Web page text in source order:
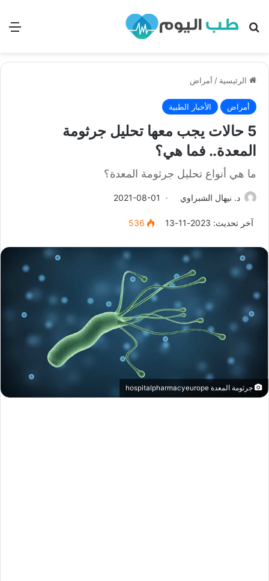
بحث
الرئيسية / أمراض
أمراض الأخبار الطبية
5 حالات يجب معها تحليل جرثومة
المعدة.. فما هي؟
ما هي أنواع تحليل جرثومة المعدة؟
د. نيهال الشبراوي 2021-08-01
آخر تحديث: 2023-11-13 536
جرثومة المعدة hospitalpharmacyeurope